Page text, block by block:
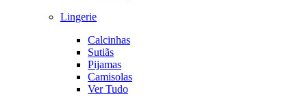
Lingerie
Calcinhas
Sutiãs
Pijamas
Camisolas
Ver Tudo